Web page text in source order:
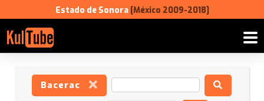
Estado de Sonora [México 2009-2018]
Bacerac